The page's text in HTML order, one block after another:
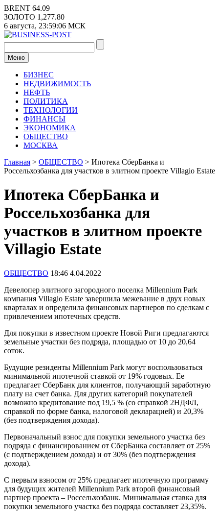
Перейти
к
содержимому
BRENT 64.09
ЗОЛОТО 1,277.80
6 августа, 23:59:06 МСК
Меню
БИЗНЕС
НЕДВИЖИМОСТЬ
НЕФТЬ
ПОЛИТИКА
ТЕХНОЛОГИИ
ФИНАНСЫ
ЭКОНОМИКА
ОБЩЕСТВО
МОСКВА
Главная > ОБЩЕСТВО > Ипотека СберБанка и
Россельхозбанка для участков в элитном проекте Villagio Estate
Ипотека СберБанка и
Россельхозбанка для
участков в элитном проекте
Villagio Estate
ОБЩЕСТВО 18:46 4.04.2022
Девелопер элитного загородного поселка Millennium Park
компания Villagio Estate завершила межевание в двух новых
кварталах и определила финансовых партнеров по сделкам с
привлечением ипотечных средств.
Для покупки в известном проекте Новой Риги предлагаются
земельные участки без подряда, площадью от 10 до 20,64
соток.
Будущие резиденты Millennium Park могут воспользоваться
минимальной ипотечной ставкой от 19% годовых. Ее
предлагает СберБанк для клиентов, получающий заработную
плату на счет банка. Для других категорий покупателей
возможно кредитование под 19,5 % (со справкой 2НДФЛ,
справкой по форме банка, налоговой декларацией) и 20,3%
(без подтверждения дохода).
Первоначальный взнос для покупки земельного участка без
подряда с финансированием от СберБанка составляет от 25%
(с подтверждением дохода) и от 30% (без подтверждения
дохода).
С первым взносом от 25% предлагает ипотечную программу
для будущих жителей Millennium Park второй финансовый
партнер проекта – Россельхозбанк. Минимальная ставка для
покупки земельного участка без подряда составляет 23,35%.